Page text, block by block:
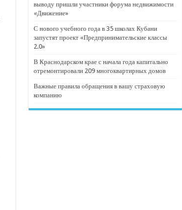
выводу пришли участники форума недвижимости
«Движение»
С нового учебного года в 35 школах Кубани
запустят проект «Предпринимательские классы
2.0»
В Краснодарском крае с начала года капитально
отремонтировали 209 многоквартирных домов
Важные правила обращения в вашу страховую
компанию